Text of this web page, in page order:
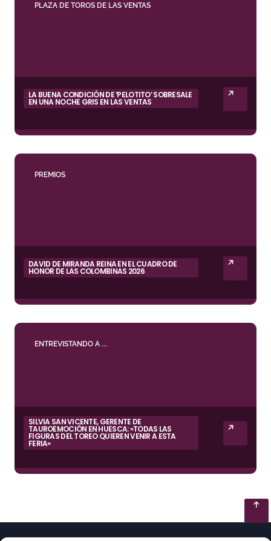
PLAZA DE TOROS DE LAS VENTAS
LA BUENA CONDICIÓN DE ‘PELOTITO’ SOBRESALE
EN UNA NOCHE GRIS EN LAS VENTAS
PREMIOS
DAVID DE MIRANDA REINA EN EL CUADRO DE
HONOR DE LAS COLOMBINAS 2026
ENTREVISTANDO A ...
SILVIA SAN VICENTE, GERENTE DE
TAUROEMOCIÓN EN HUESCA: «TODAS LAS
FIGURAS DEL TOREO QUIEREN VENIR A ESTA
FERIA»